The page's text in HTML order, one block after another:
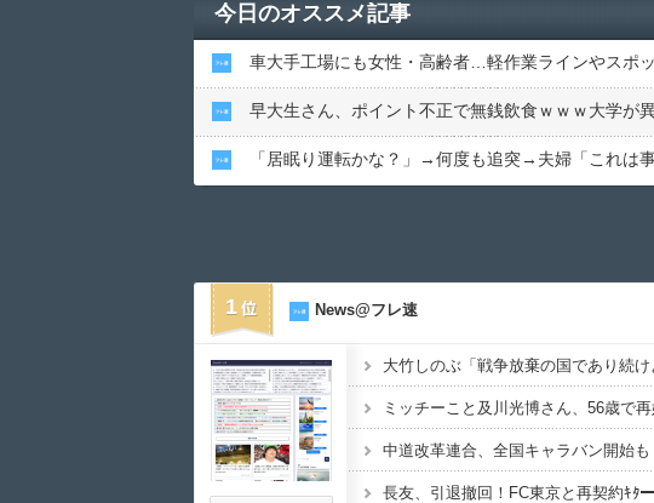
今日のオススメ記事
車大手工場にも女性・高齢者…軽作業ラインやスポ
早大生さん、ポイント不正で無銭飲食ｗｗｗ大学が
「居眠り運転かな？」→何度も追突→夫婦「これは
1 News@フレ速